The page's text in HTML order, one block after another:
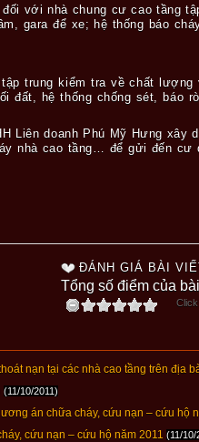
với nhà chung cư cao tầng
gara để xe; hệ thống báo
trung kiểm tra về chất lượng
đất, hệ thống chống sét,
Liên doanh Phú Mỹ Hưng xây
nhà cao tầng… để gửi đến
ĐÁNH GIÁ BÀI
Tổng số điểm của
nạn tại các nhà cao tầng trên địa
(11/10/2011)
án chữa cháy, cứu nạn – cứu hộ
cứu nạn – cứu hộ năm 2011 (11/10/